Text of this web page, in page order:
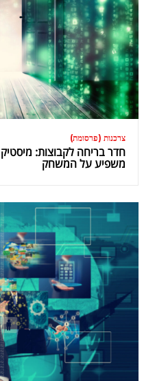
צרכנות (פרסומת)
חדר בריחה לקבוצות:
משפיע על המשחק